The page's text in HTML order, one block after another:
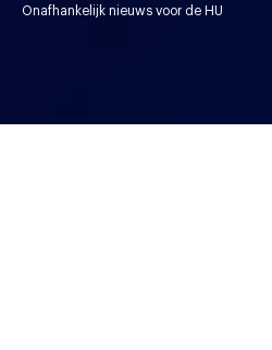
Onafhankelijk nieuws voor de HU